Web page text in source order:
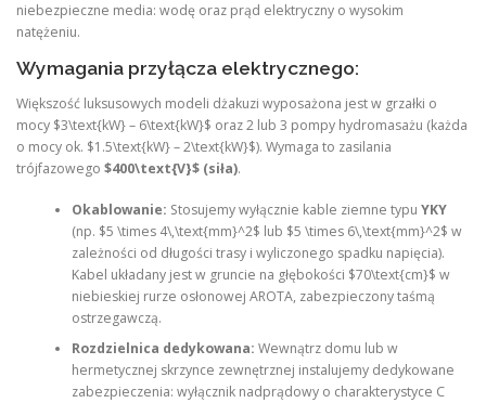
niebezpieczne media: wodę oraz prąd elektryczny o wysokim
natężeniu.
Wymagania przyłącza elektrycznego:
Większość luksusowych modeli dżakuzi wyposażona jest w grzałki o
mocy $3\text{kW} – 6\text{kW}$ oraz 2 lub 3 pompy hydromasażu (każda
o mocy ok. $1.5\text{kW} – 2\text{kW}$). Wymaga to zasilania
trójfazowego $400\text{V}$ (siła).
Okablowanie: Stosujemy wyłącznie kable ziemne typu YKY
(np. $5 \times 4\,\text{mm}^2$ lub $5 \times 6\,\text{mm}^2$ w
zależności od długości trasy i wyliczonego spadku napięcia).
Kabel układany jest w gruncie na głębokości $70\text{cm}$ w
niebieskiej rurze osłonowej AROTA, zabezpieczony taśmą
ostrzegawczą.
Rozdzielnica dedykowana: Wewnątrz domu lub w
hermetycznej skrzynce zewnętrznej instalujemy dedykowane
zabezpieczenia: wyłącznik nadprądowy o charakterystyce C